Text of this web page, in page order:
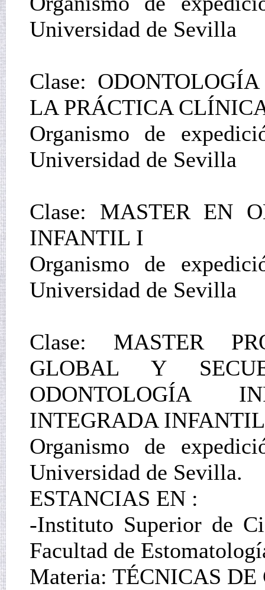
Universidad de Sevilla
Clase:
LA PRÁCTICA
Organismo de
Universidad de Sevilla
Clase: MASTER EN
INFANTIL I
Organismo de
Universidad de Sevilla
Clase: MASTER
GLOBAL Y
ODONTOLOGÍA
INTEGRADA
Organismo de
Universidad de Sevilla.
ESTANCIAS EN :
-Instituto Superior de
Facultad de
Materia: TÉCNICAS